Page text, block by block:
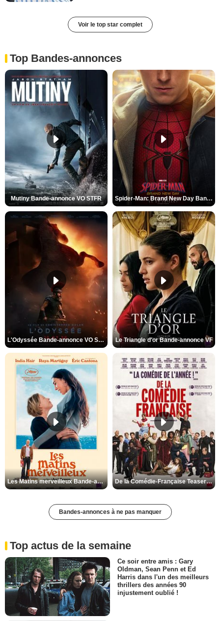
Voir le top star complet
Top Bandes-annonces
Mutiny Bande-annonce VO STFR Spider-Man: Brand New Day Bande-annonce VO STFR
L'Odyssée Bande-annonce VO STFR Le Triangle d'or Bande-annonce VF
Les Matins merveilleux Bande-annonce VF De la Comédie-Française Teaser VF
Bandes-annonces à ne pas manquer
Top actus de la semaine
Ce soir entre amis : Gary
Oldman, Sean Penn et Ed
Harris dans l'un des meilleurs
thrillers des années 90
injustement oublié !